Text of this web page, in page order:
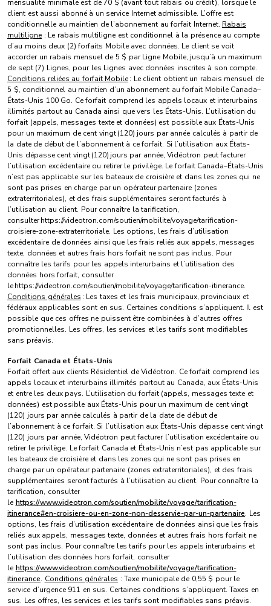
mensualité minimale est de 70 $ (avant tout rabais ou crédit), lorsque le
client est aussi abonné à un service Internet admissible. L’offre est
conditionnelle au maintien de l’abonnement au forfait Internet. Rabais
multiligne : Le rabais multiligne est conditionnel à la présence au compte
d’au moins deux (2) forfaits Mobile avec données. Le client se voit
accorder un rabais mensuel de 5 $ par Ligne Mobile, jusqu’à un maximum
de sept (7) Lignes, pour les Lignes avec données inscrites à son compte.
Conditions reliées au forfait Mobile: Le client obtient un rabais mensuel de
5 $, conditionnel au maintien d’un abonnement au forfait Mobile Canada–
États-Unis 100 Go. Ce forfait comprend les appels locaux et interurbains
illimités partout au Canada ainsi que vers les États-Unis. L’utilisation du
forfait (appels, messages texte et données) est possible aux États-Unis
pour un maximum de cent vingt (120) jours par année calculés à partir de
la date de début de l’abonnement à ce forfait. Si l’utilisation aux États-
Unis dépasse cent vingt (120) jours par année, Vidéotron peut facturer
l’utilisation excédentaire ou retirer le privilège. Le forfait Canada–États-Unis
n’est pas applicable sur les bateaux de croisière et dans les zones qui ne
sont pas prises en charge par un opérateur partenaire (zones
extraterritoriales), et des frais supplémentaires seront facturés à
l’utilisation au client. Pour connaître la tarification,
consulter https://videotron.com/soutien/mobilite/voyage/tarification-
croisiere-zone-extraterritoriale. Les options, les frais d’utilisation
excédentaire de données ainsi que les frais reliés aux appels, messages
texte, données et autres frais hors forfait ne sont pas inclus. Pour
connaître les tarifs pour les appels interurbains et l’utilisation des
données hors forfait, consulter
le https://videotron.com/soutien/mobilite/voyage/tarification-itinerance.
Conditions générales : Les taxes et les frais municipaux, provinciaux et
fédéraux applicables sont en sus. Certaines conditions s’appliquent. Il est
possible que ces offres ne puissent être combinées à d’autres offres
promotionnelles. Les offres, les services et les tarifs sont modifiables
sans préavis.
Forfait Canada et États-Unis
Forfait offert aux clients Résidentiel de Vidéotron. Ce forfait comprend les
appels locaux et interurbains illimités partout au Canada, aux États-Unis
et entre les deux pays. L’utilisation du forfait (appels, messages texte et
données) est possible aux États-Unis pour un maximum de cent vingt
(120) jours par année calculés à partir de la date de début de
l’abonnement à ce forfait. Si l’utilisation aux États-Unis dépasse cent vingt
(120) jours par année, Vidéotron peut facturer l’utilisation excédentaire ou
retirer le privilège. Le forfait Canada et États-Unis n’est pas applicable sur
les bateaux de croisière et dans les zones qui ne sont pas prises en
charge par un opérateur partenaire (zones extraterritoriales), et des frais
supplémentaires seront facturés à l’utilisation au client. Pour connaître la
tarification, consulter
le https://www.videotron.com/soutien/mobilite/voyage/tarification-
itinerance#en-croisiere-ou-en-zone-non-desservie-par-un-partenaire. Les
options, les frais d’utilisation excédentaire de données ainsi que les frais
reliés aux appels, messages texte, données et autres frais hors forfait ne
sont pas inclus. Pour connaître les tarifs pour les appels interurbains et
l’utilisation des données hors forfait, consulter
le https://www.videotron.com/soutien/mobilite/voyage/tarification-
itinerance. Conditions générales : Taxe municipale de 0,55 $ pour le
service d’urgence 911 en sus. Certaines conditions s’appliquent. Taxes en
sus. Les offres, les services et les tarifs sont modifiables sans préavis.